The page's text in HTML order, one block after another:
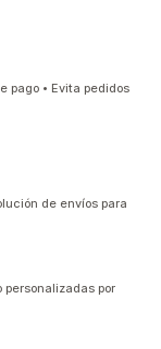
pago • Evita pedidos
de envíos para
personalizadas por